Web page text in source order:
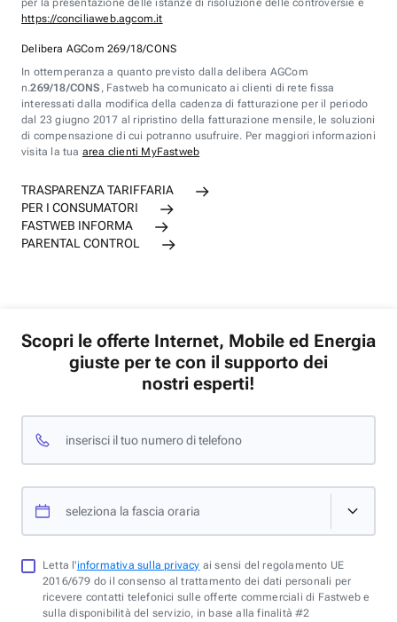
per la presentazione delle istanze di risoluzione delle controversie è
https://conciliaweb.agcom.it
Delibera AGCom 269/18/CONS
In ottemperanza a quanto previsto dalla delibera AGCom
n.269/18/CONS , Fastweb ha comunicato ai clienti di rete fissa
interessati dalla modifica della cadenza di fatturazione per il periodo
dal 23 giugno 2017 al ripristino della fatturazione mensile, le soluzioni
di compensazione di cui potranno usufruire. Per maggiori informazioni
visita la tua area clienti MyFastweb
TRASPARENZA TARIFFARIA
PER I CONSUMATORI
FASTWEB INFORMA
PARENTAL CONTROL
Scopri le offerte Internet, Mobile ed Energia
giuste per te con il supporto dei
nostri esperti!
inserisci il tuo numero di telefono
seleziona la fascia oraria
Letta l'informativa sulla privacy ai sensi del regolamento UE
2016/679 do il consenso al trattamento dei dati personali per
ricevere contatti telefonici sulle offerte commerciali di Fastweb e
sulla disponibilità del servizio, in base alla finalità #2